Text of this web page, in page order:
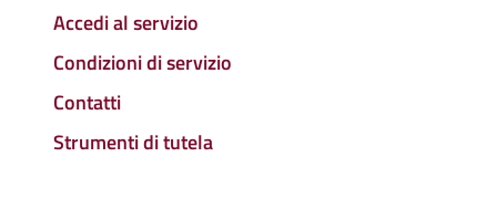
Accedi al servizio
Condizioni di servizio
Contatti
Strumenti di tutela